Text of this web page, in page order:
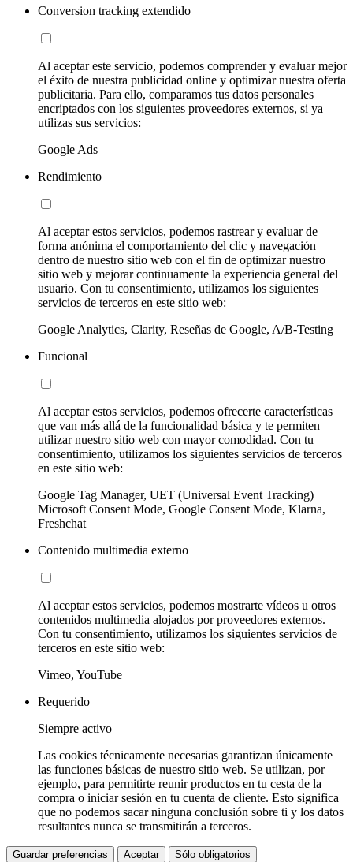
Conversion tracking extendido
Al aceptar este servicio, podemos comprender y evaluar mejor
el éxito de nuestra publicidad online y optimizar nuestra oferta
publicitaria. Para ello, comparamos tus datos personales
encriptados con los siguientes proveedores externos, si ya
utilizas sus servicios:
Google Ads
Rendimiento
Al aceptar estos servicios, podemos rastrear y evaluar de
forma anónima el comportamiento del clic y navegación
dentro de nuestro sitio web con el fin de optimizar nuestro
sitio web y mejorar continuamente la experiencia general del
usuario. Con tu consentimiento, utilizamos los siguientes
servicios de terceros en este sitio web:
Google Analytics, Clarity, Reseñas de Google, A/B-Testing
Funcional
Al aceptar estos servicios, podemos ofrecerte características
que van más allá de la funcionalidad básica y te permiten
utilizar nuestro sitio web con mayor comodidad. Con tu
consentimiento, utilizamos los siguientes servicios de terceros
en este sitio web:
Google Tag Manager, UET (Universal Event Tracking)
Microsoft Consent Mode, Google Consent Mode, Klarna,
Freshchat
Contenido multimedia externo
Al aceptar estos servicios, podemos mostrarte vídeos u otros
contenidos multimedia alojados por proveedores externos.
Con tu consentimiento, utilizamos los siguientes servicios de
terceros en este sitio web:
Vimeo, YouTube
Requerido
Siempre activo
Las cookies técnicamente necesarias garantizan únicamente
las funciones básicas de nuestro sitio web. Se utilizan, por
ejemplo, para permitirte reunir productos en tu cesta de la
compra o iniciar sesión en tu cuenta de cliente. Esto significa
que no podemos sacar ninguna conclusión sobre ti y los datos
resultantes nunca se transmitirán a terceros.
Guardar preferencias Aceptar Sólo obligatorios